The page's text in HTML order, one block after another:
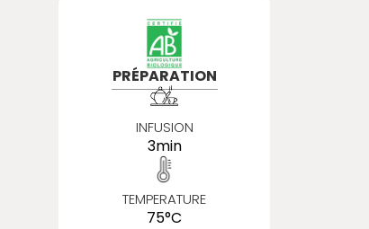
PRÉPARATION
INFUSION
3min
TEMPERATURE
75°C